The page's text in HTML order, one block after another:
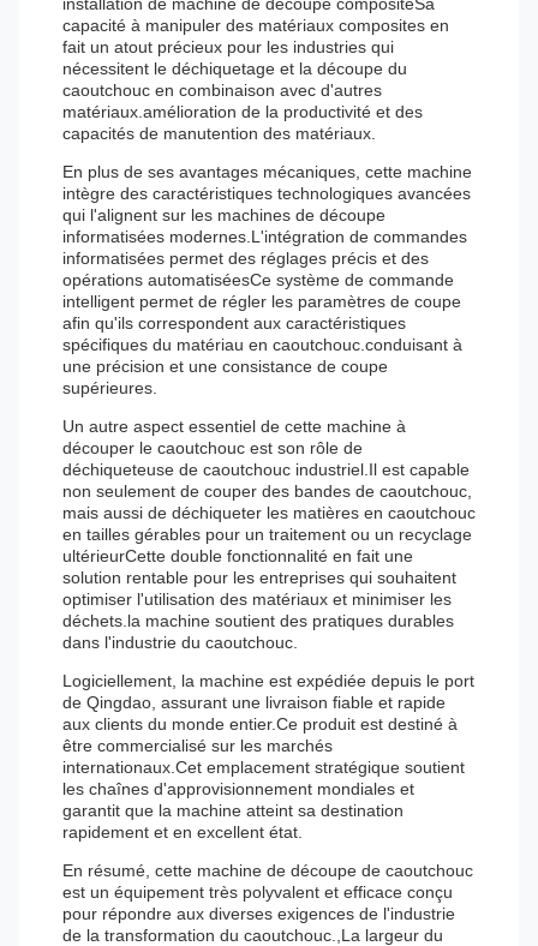
capacité à manipuler des matériaux composites en
fait un atout précieux pour les industries qui
nécessitent le déchiquetage et la découpe du
caoutchouc en combinaison avec d'autres
matériaux.amélioration de la productivité et des
capacités de manutention des matériaux.
En plus de ses avantages mécaniques, cette machine
intègre des caractéristiques technologiques avancées
qui l'alignent sur les machines de découpe
informatisées modernes.L'intégration de commandes
informatisées permet des réglages précis et des
opérations automatiséesCe système de commande
intelligent permet de régler les paramètres de coupe
afin qu'ils correspondent aux caractéristiques
spécifiques du matériau en caoutchouc.conduisant à
une précision et une consistance de coupe
supérieures.
Un autre aspect essentiel de cette machine à
découper le caoutchouc est son rôle de
déchiqueteuse de caoutchouc industriel.Il est capable
non seulement de couper des bandes de caoutchouc,
mais aussi de déchiqueter les matières en caoutchouc
en tailles gérables pour un traitement ou un recyclage
ultérieurCette double fonctionnalité en fait une
solution rentable pour les entreprises qui souhaitent
optimiser l'utilisation des matériaux et minimiser les
déchets.la machine soutient des pratiques durables
dans l'industrie du caoutchouc.
Logiciellement, la machine est expédiée depuis le port
de Qingdao, assurant une livraison fiable et rapide
aux clients du monde entier.Ce produit est destiné à
être commercialisé sur les marchés
internationaux.Cet emplacement stratégique soutient
les chaînes d'approvisionnement mondiales et
garantit que la machine atteint sa destination
rapidement et en excellent état.
En résumé, cette machine de découpe de caoutchouc
est un équipement très polyvalent et efficace conçu
pour répondre aux diverses exigences de l'industrie
de la transformation du caoutchouc.,La largeur du